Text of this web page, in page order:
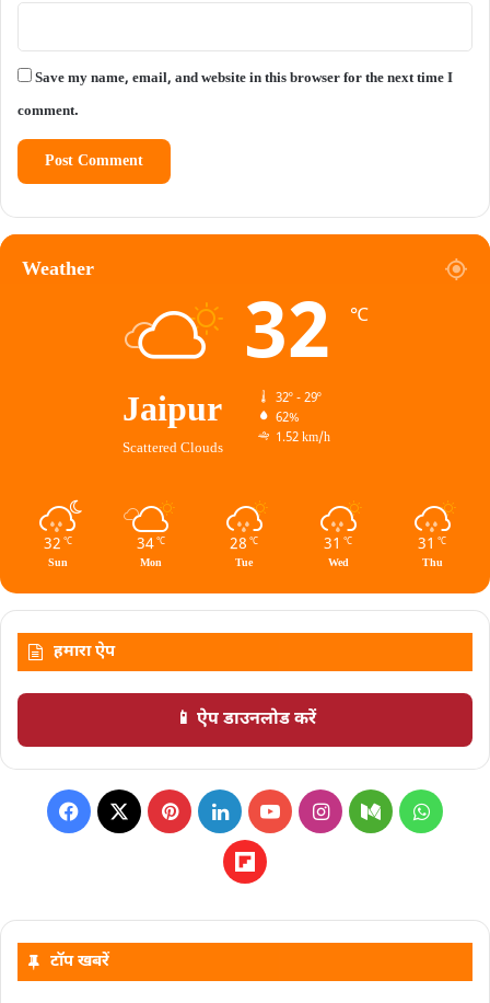
Save my name, email, and website in this browser for the next time I
comment.
Weather
Jaipur
Scattered Clouds
32 ℃
32º - 29º
62%
1.52 km/h
32 ℃
Sun
34 ℃
Mon
28 ℃
Tue
31 ℃
Wed
31 ℃
Thu
हमारा ऐप
📱 ऐप डाउनलोड करें
टॉप खबरें